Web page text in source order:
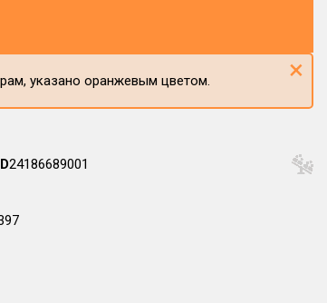
указано оранжевым цветом. ×
24186689001